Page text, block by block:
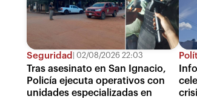
Seguridad 02/08/2026 22:03
Tras asesinato en San Ignacio,
Policía ejecuta operativos con
unidades especializadas en